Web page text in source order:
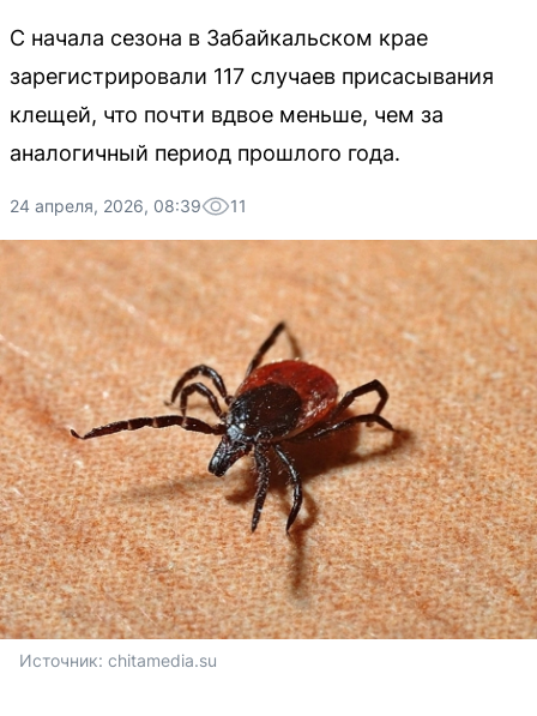
С начала сезона в Забайкальском крае
зарегистрировали 117 случаев присасывания
клещей, что почти вдвое меньше, чем за
аналогичный период прошлого года.
24 апреля, 2026, 08:39 11
Источник: chitamedia.su